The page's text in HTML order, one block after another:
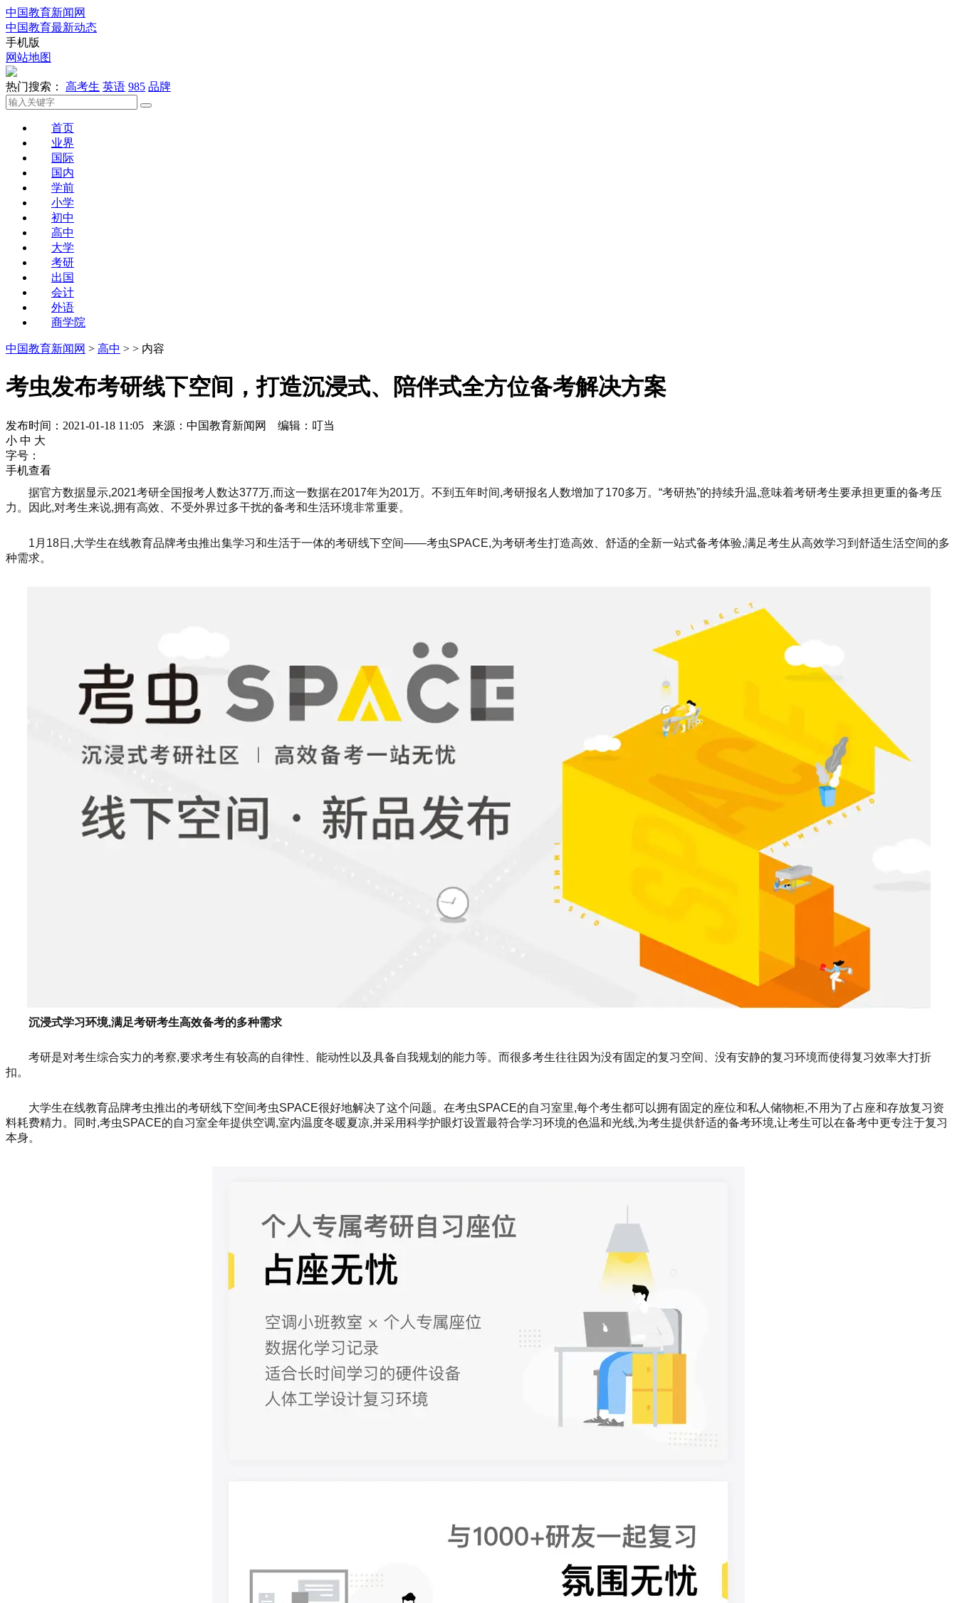
中国教育新闻网
中国教育最新动态
手机版
网站地图
热门搜索： 高考生 英语 985 品牌
首页
业界
国际
国内
学前
小学
初中
高中
大学
考研
出国
会计
外语
商学院
中国教育新闻网 > 高中 > > 内容
考虫发布考研线下空间，打造沉浸式、陪伴式全方位备考解决方案
发布时间：2021-01-18 11:05 来源：中国教育新闻网 编辑：叮当
小 中 大
字号：
手机查看
据官方数据显示,2021考研全国报考人数达377万,而这一数据在2017年为201万。不到五年时间,考研报名人数增加了170多万。“考研热”的持续升温,意味着考研考生要承担更重的备考压
力。因此,对考生来说,拥有高效、不受外界过多干扰的备考和生活环境非常重要。
1月18日,大学生在线教育品牌考虫推出集学习和生活于一体的考研线下空间——考虫SPACE,为考研考生打造高效、舒适的全新一站式备考体验,满足考生从高效学习到舒适生活空间的多
种需求。
沉浸式学习环境,满足考研考生高效备考的多种需求
考研是对考生综合实力的考察,要求考生有较高的自律性、能动性以及具备自我规划的能力等。而很多考生往往因为没有固定的复习空间、没有安静的复习环境而使得复习效率大打折
扣。
大学生在线教育品牌考虫推出的考研线下空间考虫SPACE很好地解决了这个问题。在考虫SPACE的自习室里,每个考生都可以拥有固定的座位和私人储物柜,不用为了占座和存放复习资
料耗费精力。同时,考虫SPACE的自习室全年提供空调,室内温度冬暖夏凉,并采用科学护眼灯设置最符合学习环境的色温和光线,为考生提供舒适的备考环境,让考生可以在备考中更专注于复习
本身。